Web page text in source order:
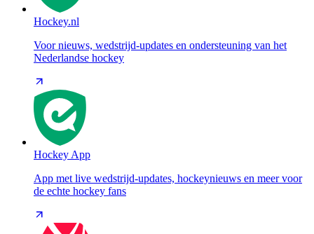
Hockey.nl
Voor nieuws, wedstrijd-updates en ondersteuning van het
Nederlandse hockey
Hockey App
App met live wedstrijd-updates, hockeynieuws en meer voor
de echte hockey fans